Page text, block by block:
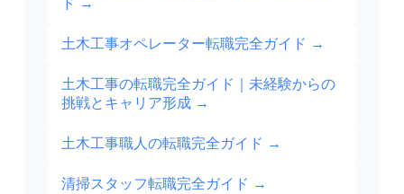
ド →
土木工事オペレーター転職完全ガイド →
土木工事の転職完全ガイド｜未経験からの
挑戦とキャリア形成 →
土木工事職人の転職完全ガイド →
清掃スタッフ転職完全ガイド →